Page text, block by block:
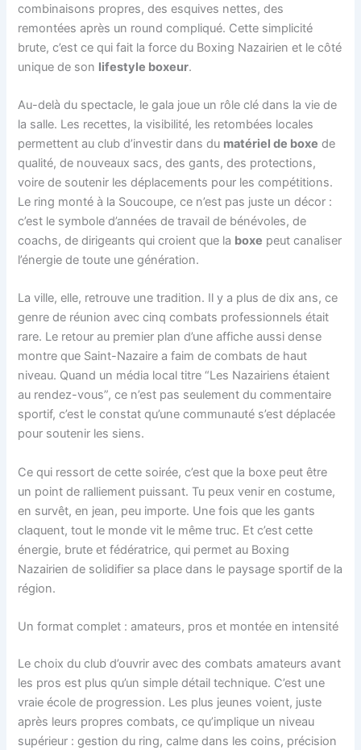
combinaisons propres, des esquives nettes, des
remontées après un round compliqué. Cette simplicité
brute, c’est ce qui fait la force du Boxing Nazairien et le côté
unique de son lifestyle boxeur.
Au-delà du spectacle, le gala joue un rôle clé dans la vie de
la salle. Les recettes, la visibilité, les retombées locales
permettent au club d’investir dans du matériel de boxe de
qualité, de nouveaux sacs, des gants, des protections,
voire de soutenir les déplacements pour les compétitions.
Le ring monté à la Soucoupe, ce n’est pas juste un décor :
c’est le symbole d’années de travail de bénévoles, de
coachs, de dirigeants qui croient que la boxe peut canaliser
l’énergie de toute une génération.
La ville, elle, retrouve une tradition. Il y a plus de dix ans, ce
genre de réunion avec cinq combats professionnels était
rare. Le retour au premier plan d’une affiche aussi dense
montre que Saint-Nazaire a faim de combats de haut
niveau. Quand un média local titre “Les Nazairiens étaient
au rendez-vous”, ce n’est pas seulement du commentaire
sportif, c’est le constat qu’une communauté s’est déplacée
pour soutenir les siens.
Ce qui ressort de cette soirée, c’est que la boxe peut être
un point de ralliement puissant. Tu peux venir en costume,
en survêt, en jean, peu importe. Une fois que les gants
claquent, tout le monde vit le même truc. Et c’est cette
énergie, brute et fédératrice, qui permet au Boxing
Nazairien de solidifier sa place dans le paysage sportif de la
région.
Un format complet : amateurs, pros et montée en intensité
Le choix du club d’ouvrir avec des combats amateurs avant
les pros est plus qu’un simple détail technique. C’est une
vraie école de progression. Les plus jeunes voient, juste
après leurs propres combats, ce qu’implique un niveau
supérieur : gestion du ring, calme dans les coins, précision